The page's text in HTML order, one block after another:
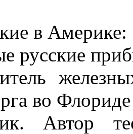
в Америке:
русские
во
Автор